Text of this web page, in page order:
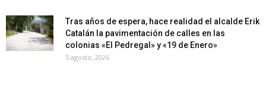
Tras años de espera, hace realidad el alcalde Erik
Catalán la pavimentación de calles en las
colonias «El Pedregal» y «19 de Enero»
5 agosto, 2026